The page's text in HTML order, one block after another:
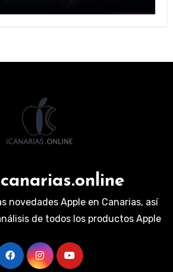
novedades Apple en Canarias, así
de todos los productos Apple